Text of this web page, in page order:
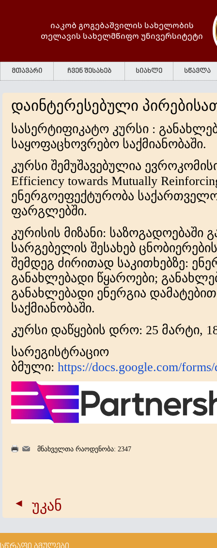
იაკობ გოგებაშვილის სახელობის
თელავის სახელმწიფო უნივერსიტეტი
მთავარი ჩვენ შესახებ სიახლე სწავლა
დაინტერესებული
სასერტიფიკატო კურსი :
საყოფაცხოვრებო საქმიანობაში.
კურსი შემუშავებულია
Efficiency towards Mutually
ენერგოეფექტურობა
ფარგლებში.
კურისის მიზანი:
სარგებელის შესახებ
შემდეგ ძირითად საკითხებზე:
განახლებადი წყაროები;
განახლებადი ენერგია
საქმიანობაში.
კურსი დაწყების დრო: 25 მარტი,
სარეგისტრაციო
ბმული: https://docs.google.com/
მნახველთა რაოდენობა: 2347
უკან